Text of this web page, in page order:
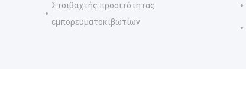
Στοιβαχτής προσιτότητας
εμπορευματοκιβωτίων